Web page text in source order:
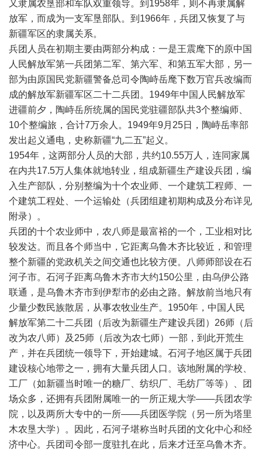
又隶属农垦部和军队双重领导。到1958年，则不再隶属解
放军，而成为一支军垦部队。到1966年，兵团又恢复了与
新疆军区的隶属关系。
兵团人员在初期主要由两部分构成：一是王震麾下的原中国
人民解放军第一兵团第二军、第六军、和第五军大部，另一
部为由原国民党新疆警备总司令陶峙岳麾下数万官兵改编而
成的解放军新疆军区二十二兵团。1949年中国人民解放军
进疆前夕，陶峙岳所统属的国民党驻疆部队共3个整编师、
10个整编旅，合计7万余人。1949年9月25日，陶峙岳率部
发出起义通电，史称新疆“九二五”起义。
1954年，这两部分人员的大部，共约10.55万人，连同家属
在内共17.5万人集体就地转业，组成新疆生产建设兵团，编
入生产部队，分别整编为十个农业师、一个建筑工程师、一
个建筑工程处、一个运输处（兵团组建初期构成及分布详见
附录）。
兵团的十个农业师中，农八师是最富裕的一个，工业相对比
较发达。而且各个师当中，它距离乌鲁木齐比较近，和管理
整个新疆的党政机关之间交通也比较方便。八师师部设在石
河子市。石河子距离乌鲁木齐市大约150公里，由乌伊公路
联通，是乌鲁木齐市到伊犁市的必由之路。解放前当地只有
少量少数民族散居，从事农牧业生产。1950年，中国人民
解放军第二十二兵团（后改为新疆生产建设兵团）26师（后
改为农八师）及25师（后改为农七师）一部，到此开荒生
产，并在兵团统一领导下，开始建城。石河子地区属于兵团
建设核心地带之一，拥有大量兵团人口。该地附属的学校、
工厂（如新疆当时唯一的糖厂、纺织厂、毛纺厂等等）、团
场众多，还拥有兵团附属唯一的一所正规大学——兵团农学
院，以及两所大专中的一所——兵团医学院（另一所为塔里
木农垦大学）。因此，石河子堪称当时兵团的文化中心和经
济中心。兵团司令部一度驻扎在此，后来才迁至乌鲁木齐。